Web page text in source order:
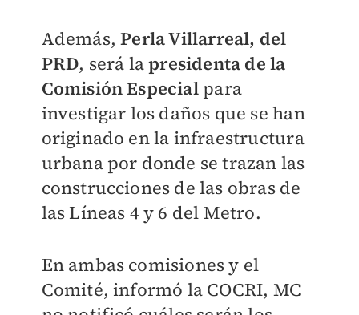
Además,Perla Villarreal, del
PRD, será lapresidenta de la
Comisión Especialpara
investigar los daños que se han
originado en la infraestructura
urbana por donde se trazan las
construcciones de las obras de
las Líneas 4 y 6 del Metro.
En ambas comisiones y el
Comité, informó la COCRI, MC